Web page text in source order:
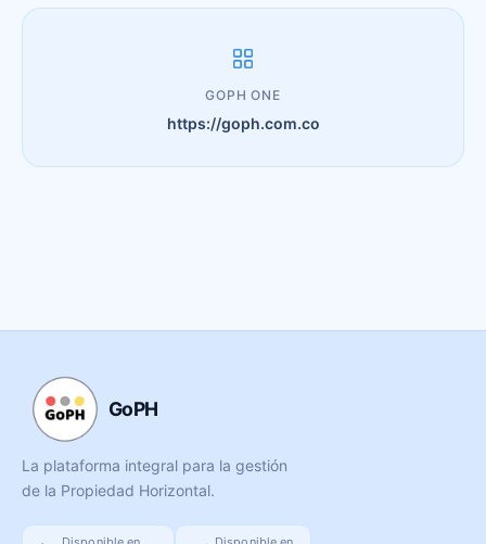
GOPH ONE
https://goph.com.co
GoPH
La plataforma integral para la gestión
de la Propiedad Horizontal.